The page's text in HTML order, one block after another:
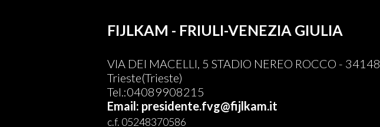
FIJLKAM - FRIULI-VENEZIA GIULIA
VIA DEI MACELLI, 5 STADIO NEREO ROCCO - 34148
Trieste(Trieste)
Tel.:04089908215
Email: presidente.fvg@fijlkam.it
c.f. 05248370586